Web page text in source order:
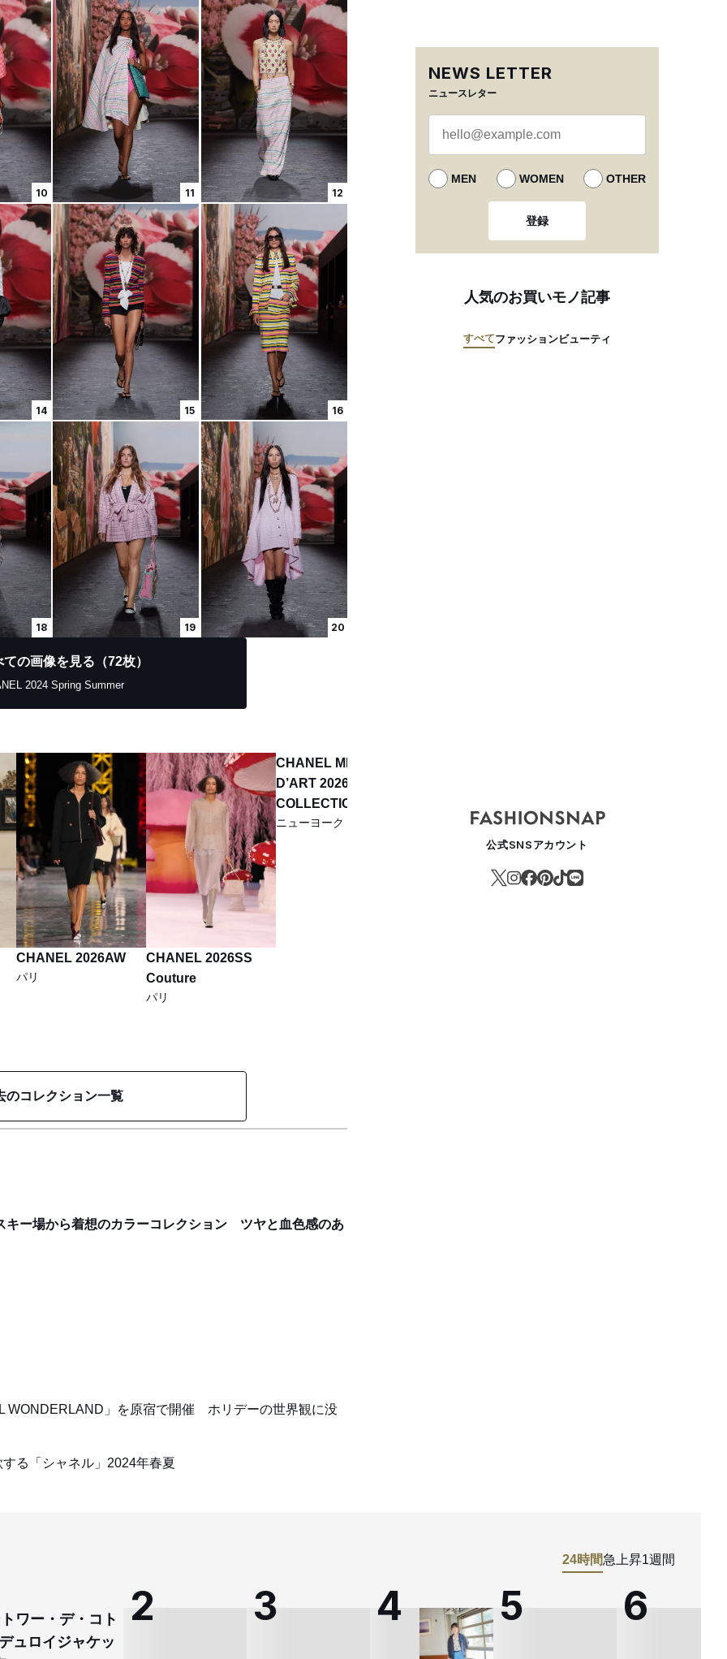
10 11 12
14 15 16
18 19 20
ての画像を見る（72枚）
2024 Spring Summer
CHANEL 2026AW
パリ
CHANEL 2026SS
Couture
パリ
CHANEL MÉTIERS
D’ART 2026
COLLECTION
ニューヨーク
のコレクション一覧
キー場から着想のカラーコレクション ツヤと血色感のあ
WONDERLAND」を原宿で開催 ホリデーの世界観に没
る「シャネル」2024年春夏
NEWS LETTER
ニュースレター
MEN WOMEN OTHER
登録
人気のお買いモノ記事
すべてファッションビューティ
公式SNSアカウント
24時間急上昇1週間
ワー・デ・コト
ュロイジャケッ